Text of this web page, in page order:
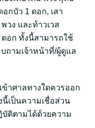
กบัว 1 ดอก, เสา
วง และท้าวเวส
อก ทั้งนี้สามารถใช้
ถามเจ้าหน้าที่/ผู้ดูแล
าศาลทางใดควรออก
นี้เป็นความเชื่อส่วน
ติตามได้ด้วยความ